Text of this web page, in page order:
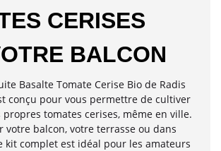
CERISES
BALCON
Basalte Tomate Cerise Bio de Radis
conçu pour vous permettre de cultiver
tomates cerises, même en ville.
votre balcon, votre terrasse ou dans
kit complet est idéal pour les amateurs